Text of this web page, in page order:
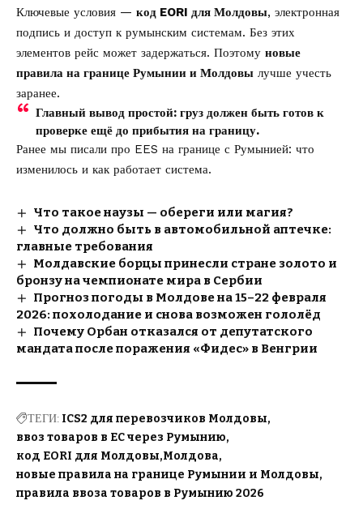
Ключевые условия — код EORI для Молдовы, электронная
подпись и доступ к румынским системам. Без этих
элементов рейс может задержаться. Поэтому новые
правила на границе Румынии и Молдовы лучше учесть
заранее.
Главный вывод простой: груз должен быть готов к
проверке ещё до прибытия на границу.
Ранее мы писали про EES на границе с Румынией: что
изменилось и как работает система.
Что такое наузы — обереги или магия?
Что должно быть в автомобильной аптечке:
главные требования
Молдавские борцы принесли стране золото и
бронзу на чемпионате мира в Сербии
Прогноз погоды в Молдове на 15–22 февраля
2026: похолодание и снова возможен гололёд
Почему Орбан отказался от депутатского
мандата после поражения «Фидес» в Венгрии
ТЕГИ: ICS2 для перевозчиков Молдовы
ввоз товаров в ЕС через Румынию
код EORI для Молдовы Молдова
новые правила на границе Румынии и Молдовы
правила ввоза товаров в Румынию 2026